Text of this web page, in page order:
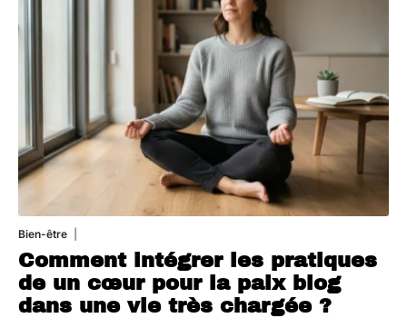
Bien-être
Comment intégrer les pratiques
de un cœur pour la paix blog
dans une vie très chargée ?